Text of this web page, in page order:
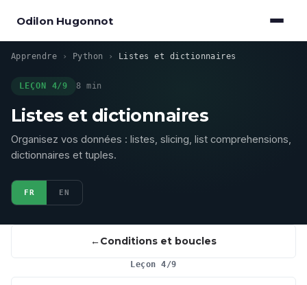
Odilon Hugonnot
Apprendre › Python › Listes et dictionnaires
LEÇON 4/9 8 min
Listes et dictionnaires
Organisez vos données : listes, slicing, list comprehensions,
dictionnaires et tuples.
FR EN
Conditions et boucles
Leçon 4/9